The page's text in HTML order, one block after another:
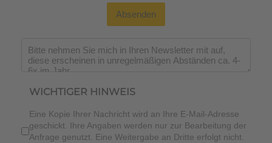
Absenden
WICHTIGER HINWEIS
Eine Kopie Ihrer Nachricht wird an Ihre E-Mail-Adresse
geschickt. Ihre Angaben werden nur zur Bearbeitung der
Anfrage genutzt. Eine Weitergabe an Dritte erfolgt nicht.